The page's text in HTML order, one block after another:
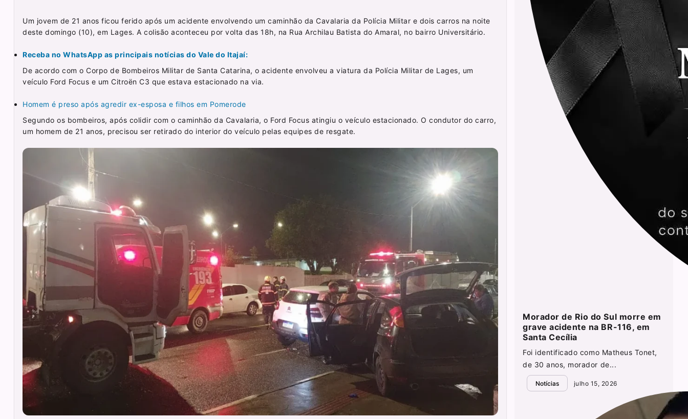
Um jovem de 21 anos ficou ferido após um acidente envolvendo um caminhão da Cavalaria da Polícia Militar e dois carros na noite
deste domingo (10), em Lages. A colisão aconteceu por volta das 18h, na Rua Archilau Batista do Amaral, no bairro Universitário.
Receba no WhatsApp as principais notícias do Vale do Itajaí:
De acordo com o Corpo de Bombeiros Militar de Santa Catarina, o acidente envolveu a viatura da Polícia Militar de Lages, um
veículo Ford Focus e um Citroën C3 que estava estacionado na via.
Homem é preso após agredir ex-esposa e filhos em Pomerode
Segundo os bombeiros, após colidir com o caminhão da Cavalaria, o Ford Focus atingiu o veículo estacionado. O condutor do carro,
um homem de 21 anos, precisou ser retirado do interior do veículo pelas equipes de resgate.
Morador de Rio do Sul morre em
grave acidente na BR-116, em
Santa Cecília
Foi identificado como Matheus Tonet,
de 30 anos, morador de...
Notícias julho 15, 2026